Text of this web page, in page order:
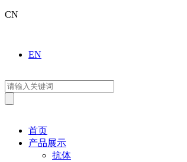
CN
EN
首页
产品展示
抗体